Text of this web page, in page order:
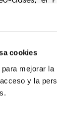
cookies
mejorar la
y la
es la
vidas, en
las
del
social y